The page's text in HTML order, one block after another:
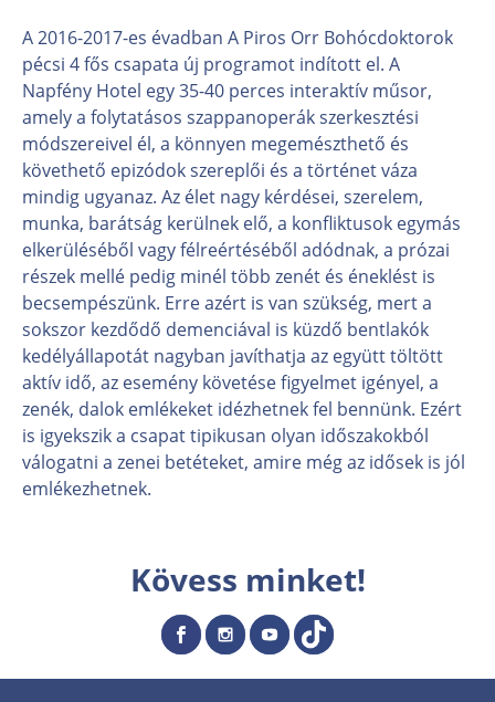
A 2016-2017-es évadban A Piros Orr Bohócdoktorok
pécsi 4 fős csapata új programot indított el. A
Napfény Hotel egy 35-40 perces interaktív műsor,
amely a folytatásos szappanoperák szerkesztési
módszereivel él, a könnyen megemészthető és
követhető epizódok szereplői és a történet váza
mindig ugyanaz. Az élet nagy kérdései, szerelem,
munka, barátság kerülnek elő, a konfliktusok egymás
elkerüléséből vagy félreértéséből adódnak, a prózai
részek mellé pedig minél több zenét és éneklést is
becsempészünk. Erre azért is van szükség, mert a
sokszor kezdődő demenciával is küzdő bentlakók
kedélyállapotát nagyban javíthatja az együtt töltött
aktív idő, az esemény követése figyelmet igényel, a
zenék, dalok emlékeket idézhetnek fel bennünk. Ezért
is igyekszik a csapat tipikusan olyan időszakokból
válogatni a zenei betéteket, amire még az idősek is jól
emlékezhetnek.
Kövess minket!